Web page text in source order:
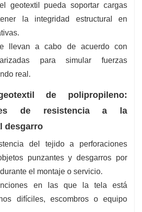
geotextil pueda soportar cargas
la integridad estructural en
llevan a cabo de acuerdo con
para simular fuerzas
real.
de polipropileno:
de resistencia a la
desgarro
del tejido a perforaciones
punzantes y desgarros por
el montaje o servicio.
en las que la tela está
difíciles, escombros o equipo